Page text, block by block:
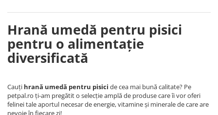
Hrană umedă pentru pisici
pentru o alimentație
diversificată
Cauți hrană umedă pentru pisici de cea mai bună calitate? Pe
petpal.ro ți-am pregătit o selecție amplă de produse care îi vor oferi
felinei tale aportul necesar de energie, vitamine și minerale de care are
nevoie în fiecare zi!